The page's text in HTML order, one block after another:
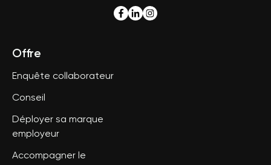
Offre
Enquête collaborateur
Conseil
Déployer sa marque
employeur
Accompagner le